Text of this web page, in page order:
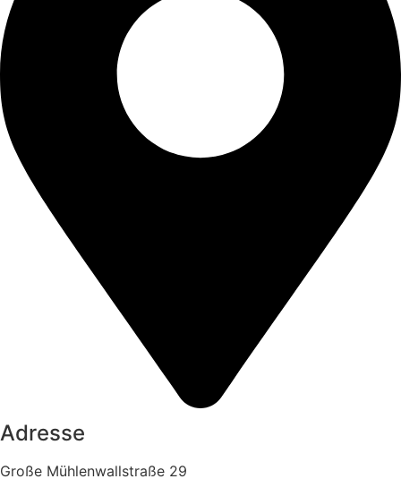
Adresse
Große Mühlenwallstraße 29